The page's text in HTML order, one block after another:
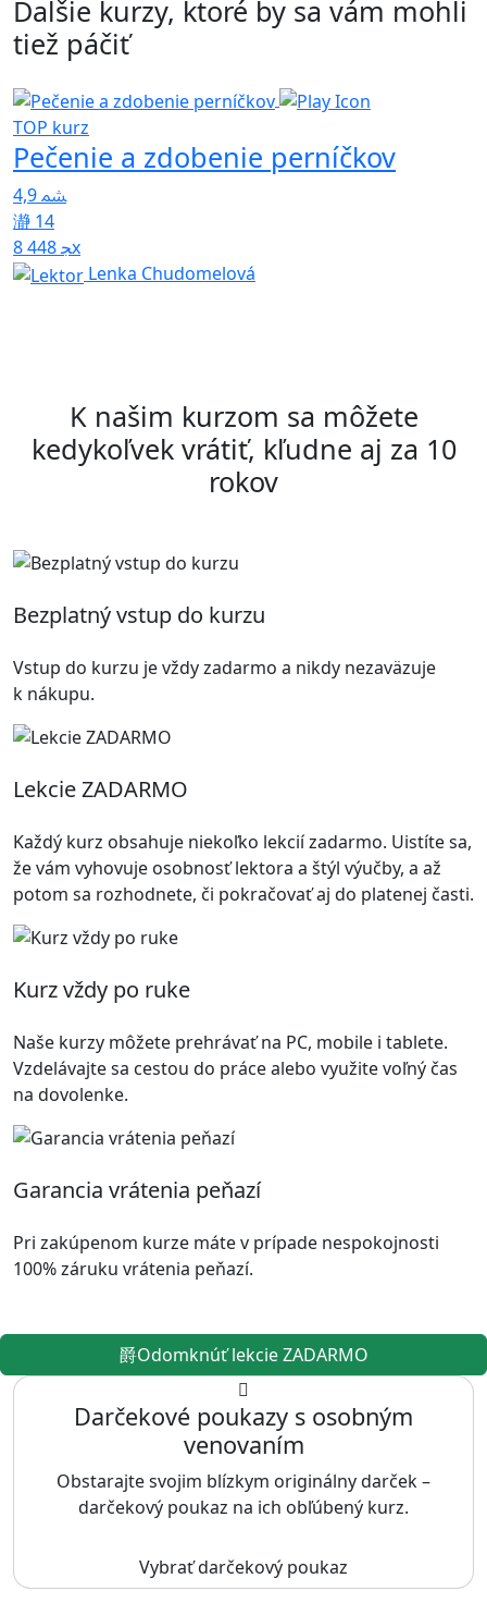
Ďalšie kurzy, ktoré by sa vám mohli
tiež páčiť
TOP kurz
Pečenie a zdobenie perníčkov
4,9
14
8 448x
Lenka Chudomelová
K našim kurzom sa môžete
kedykoľvek vrátiť, kľudne aj za 10
rokov
Bezplatný vstup do kurzu
Vstup do kurzu je vždy zadarmo a nikdy nezaväzuje
k nákupu.
Lekcie ZADARMO
Každý kurz obsahuje niekoľko lekcií zadarmo. Uistíte sa,
že vám vyhovuje osobnosť lektora a štýl výučby, a až
potom sa rozhodnete, či pokračovať aj do platenej časti.
Kurz vždy po ruke
Naše kurzy môžete prehrávať na PC, mobile i tablete.
Vzdelávajte sa cestou do práce alebo využite voľný čas
na dovolenke.
Garancia vrátenia peňazí
Pri zakúpenom kurze máte v prípade nespokojnosti
100% záruku vrátenia peňazí.
Odomknúť lekcie ZADARMO
Darčekové poukazy s osobným
venovaním
Obstarajte svojim blízkym originálny darček –
darčekový poukaz na ich obľúbený kurz.
Vybrať darčekový poukaz